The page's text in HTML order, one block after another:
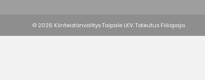
© 2026 Kiinteistönvälitys Taipale LKV. Toteutus Fiilispaja.